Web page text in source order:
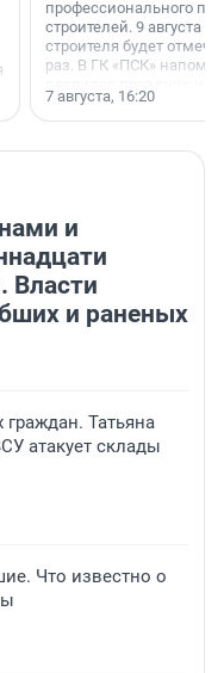
профессионального
строителей. 9 августа
строителя будет
раз. В ГК «ПСК»
поменялась роль
7 августа, 16:20
и
Власти
и раненых
Татьяна
атакует склады
Что известно о